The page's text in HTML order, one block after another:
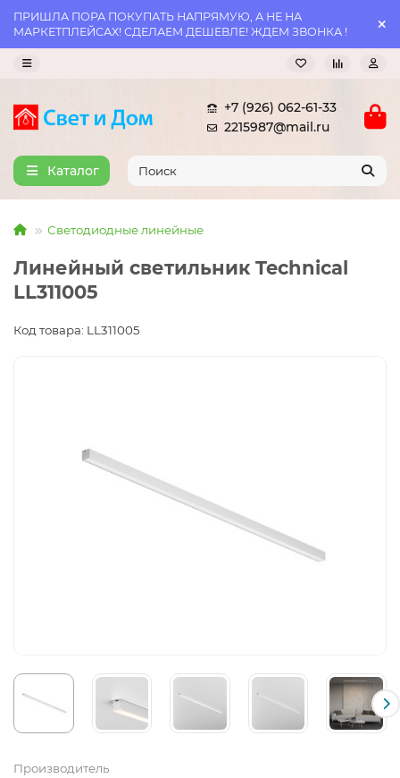
ПРИШЛА ПОРА ПОКУПАТЬ НАПРЯМУЮ, А НЕ НА
МАРКЕТПЛЕЙСАХ! СДЕЛАЕМ ДЕШЕВЛЕ! ЖДЕМ ЗВОНКА !
+7 (926) 062-61-33
2215987@mail.ru
Каталог
Светодиодные линейные
Линейный светильник Technical
LL311005
Код товара: LL311005
Производитель